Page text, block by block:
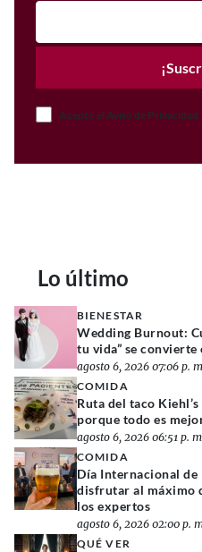
Acepto el Aviso de Privacidad
Lo último
BIENESTAR
Wedding Burnout:
tu vida” se
agosto 6, 2026 07:06 p.
COMIDA
Ruta del taco
porque todo es
agosto 6, 2026 06:51 p.
COMIDA
Día Internacional de
disfrutar al máximo
los expertos
agosto 6, 2026 02:00 p.
QUÉ VER